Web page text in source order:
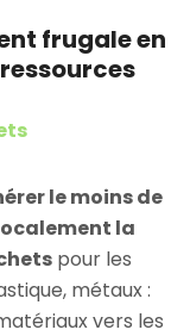
frugale en
le moins de
la
pour les
métaux :
vers les